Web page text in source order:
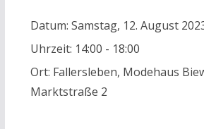
Datum: Samstag, 12. August
Uhrzeit: 14:00 - 18:00
Ort: Fallersleben, Modehaus
Marktstraße 2